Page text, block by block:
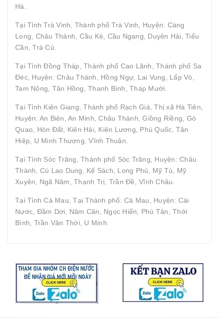
Hà.
Tại Tỉnh Trà Vinh, Thành phố Trà Vinh, Huyện: Càng
Long, Châu Thành, Cầu Kè, Cầu Ngang, Duyên Hải, Tiểu
Cần, Trà Cú.
Tại Tỉnh Đồng Tháp, Thành phố Cao Lãnh, Thành phố Sa
Đéc, Huyện: Châu Thành, Hồng Ngự, Lai Vung, Lấp Vò,
Tam Nông, Tân Hồng, Thanh Bình, Tháp Mười.
Tại Tỉnh Kiên Giang, Thành phố Rạch Giá, Thị xã Hà Tiên,
Huyện: An Biên, An Minh, Châu Thành, Giồng Riềng, Gò
Quao, Hòn Đất, Kiên Hải, Kiên Lương, Phú Quốc, Tân
Hiệp, U Minh Thượng, Vĩnh Thuận.
Tại Tỉnh Sóc Trăng, Thành phố Sóc Trăng, Huyện: Châu
Thành, Cù Lao Dung, Kế Sách, Long Phú, Mỹ Tú, Mỹ
Xuyên, Ngã Năm, Thạnh Trị, Trần Đề, Vĩnh Châu.
Tại Tỉnh Cà Mau, Tại Thành phố: Cà Mau, Huyện: Cái
Nước, Đầm Dơi, Năm Căn, Ngọc Hiển, Phú Tân, Thới
Bình, Trần Văn Thời, U Minh